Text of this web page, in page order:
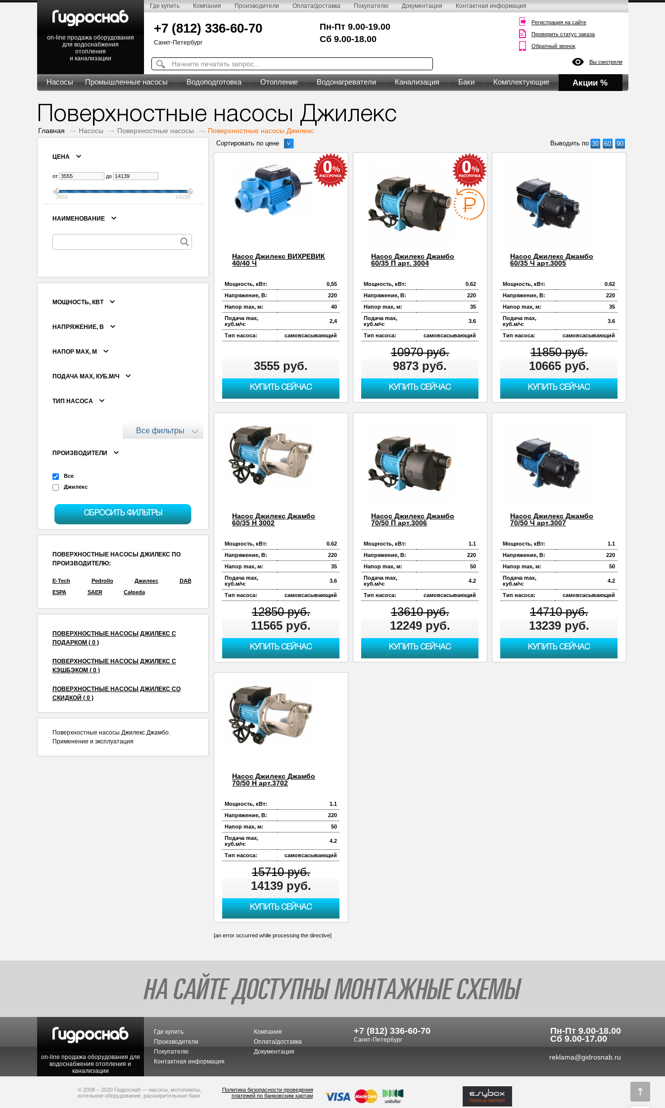
on-line продажа оборудования
для водоснабжения
отопления
и канализации
Где купить Компания Производители Оплата/доставка Покупателю Документация Контактная информация
+7 (812) 336-60-70
Санкт-Петербург
Пн-Пт 9.00-19.00
Сб 9.00-18.00
Регистрация на сайте
Проверить статус заказа
Обратный звонок
Вы смотрели
Насосы Промышленные насосы Водоподготовка Отопление Водонагреватели Канализация Баки Комплектующие Акции %
Поверхностные насосы Джилекс
Главная Насосы Поверхностные насосы Поверхностные насосы Джилекс
ЦЕНА
от до
3555 14139
НАИМЕНОВАНИЕ
МОЩНОСТЬ, КВТ
НАПРЯЖЕНИЕ, В
НАПОР MAX, М
ПОДАЧА MAX, КУБ.М/Ч
ТИП НАСОСА
Все фильтры
ПРОИЗВОДИТЕЛИ
Все
Джилекс
СБРОСИТЬ ФИЛЬТРЫ
ПОВЕРХНОСТНЫЕ НАСОСЫ ДЖИЛЕКС ПО
ПРОИЗВОДИТЕЛЮ:
E-Tech Pedrollo Джилекс
DAB
ESPA
SAER Calpeda
ПОВЕРХНОСТНЫЕ НАСОСЫ ДЖИЛЕКС С
ПОДАРКОМ ( 0 )
ПОВЕРХНОСТНЫЕ НАСОСЫ ДЖИЛЕКС С
КЭШБЭКОМ ( 0 )
ПОВЕРХНОСТНЫЕ НАСОСЫ ДЖИЛЕКС СО
СКИДКОЙ ( 0 )
Поверхностные насосы Джилекс Джамбо.
Применение и эксплуатация
Сортировать по цене Выводить по 90
60
30
Насос Джилекс ВИХРЕВИК
40/40 Ч
Мощность, кВт:
0,55
Напряжение, В:
220
Напор max, м:
40
Подача max,
куб.м/ч:
2,4
Тип насоса: самовсасывающий
3555 руб.
КУПИТЬ СЕЙЧАС
Насос Джилекс Джамбо
60/35 П арт. 3004
Мощность, кВт:
0.62
Напряжение, В:
220
Напор max, м:
35
Подача max,
куб.м/ч:
3.6
Тип насоса: самовсасывающий
10970 руб.
9873 руб.
КУПИТЬ СЕЙЧАС
Насос Джилекс Джамбо
60/35 Ч арт.3005
Мощность, кВт:
0.62
Напряжение, В:
220
Напор max, м:
35
Подача max,
куб.м/ч:
3.6
Тип насоса: самовсасывающий
11850 руб.
10665 руб.
КУПИТЬ СЕЙЧАС
Насос Джилекс Джамбо
60/35 Н 3002
Мощность, кВт:
0.62
Напряжение, В:
220
Напор max, м:
35
Подача max,
куб.м/ч:
3.6
Тип насоса: самовсасывающий
12850 руб.
11565 руб.
КУПИТЬ СЕЙЧАС
Насос Джилекс Джамбо
70/50 П арт.3006
Мощность, кВт:
1.1
Напряжение, В:
220
Напор max, м:
50
Подача max,
куб.м/ч:
4.2
Тип насоса: самовсасывающий
13610 руб.
12249 руб.
КУПИТЬ СЕЙЧАС
Насос Джилекс Джамбо
70/50 Ч арт.3007
Мощность, кВт:
1.1
Напряжение, В:
220
Напор max, м:
50
Подача max,
куб.м/ч:
4.2
Тип насоса: самовсасывающий
14710 руб.
13239 руб.
КУПИТЬ СЕЙЧАС
Насос Джилекс Джамбо
70/50 Н арт.3702
Мощность, кВт:
1.1
Напряжение, В:
220
Напор max, м:
50
Подача max,
куб.м/ч:
4.2
Тип насоса: самовсасывающий
15710 руб.
14139 руб.
КУПИТЬ СЕЙЧАС
[an error occurred while processing the directive]
on-line продажа оборудования для
водоснабжения отопления и
канализации
Где купить
Компания
Производители
Оплата/доставка
Покупателю
Документация
Контактная информация
+7 (812) 336-60-70
Санкт-Петербург
Пн-Пт 9.00-18.00
Сб 9.00-17.00
reklama@gidrosnab.ru
© 2008 – 2020 Гидроснаб — насосы, мотопомпы,
котельное оборудование, расширительные баки
Политика безопасности проведения
платежей по банковским картам